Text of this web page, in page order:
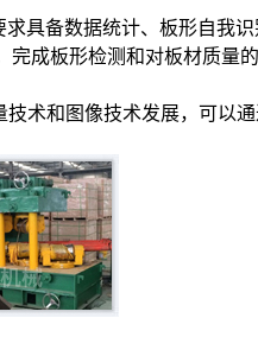
具备数据统计、板形自我
成板形检测和对板材质量
术和图像技术发展，可以